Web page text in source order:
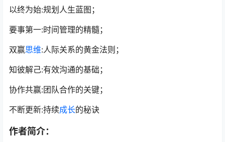
以终为始:规划人生蓝图；
要事第一:时间管理的精髓；
双赢思维:人际关系的黄金法则；
知彼解己:有效沟通的基础；
协作共赢:团队合作的关键；
不断更新:持续成长的秘诀
作者简介：